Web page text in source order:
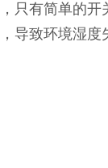
有简单的
导致环境湿度